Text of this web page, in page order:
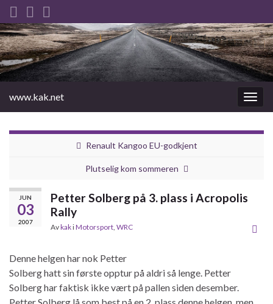
Slåu
av/på
www.kak.net
Renault Kangoo EU-godkjent
Plutselig kom sommeren
JUN
03
2007
Petter Solberg på 3. plass i Acropolis
Rally
AvkakiMotorsport WRC
Denne helgen har nok Petter
Solberg hatt sin første opptur på aldri så lenge. Petter
Solberg har faktisk ikke vært på pallen siden desember.
Petter Solberg lå som best på en 2. plass denne helgen, men